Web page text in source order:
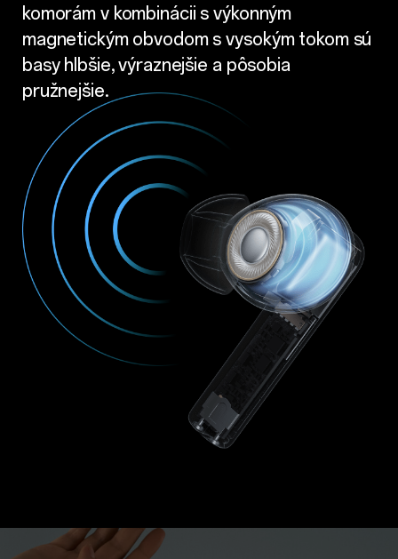
komorám v kombinácii s výkonným
magnetickým obvodom s vysokým tokom sú
basy hlbšie, výraznejšie a pôsobia
pružnejšie.